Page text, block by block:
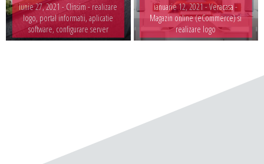
iunie 27, 2021 - Clinsim - realizare
logo, portal informatii, aplicatie
software, configurare server
ianuarie 12, 2021 -Veracasa -
Magazin online (eCommerce) si
realizare logo